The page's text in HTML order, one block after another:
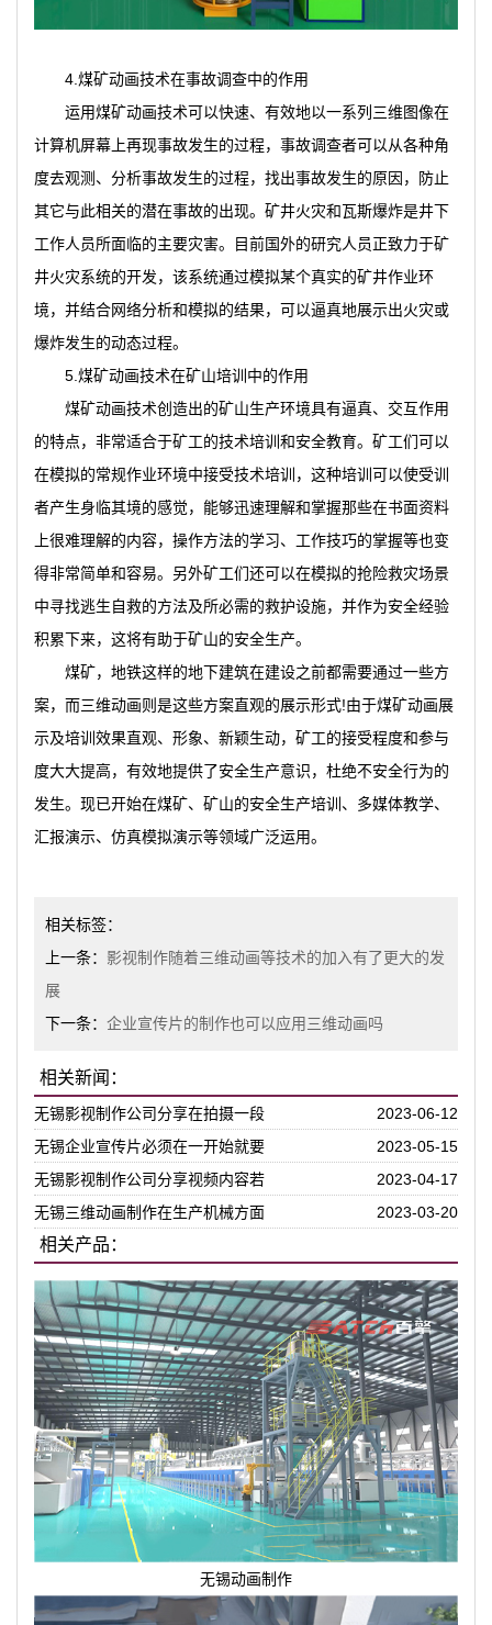
4.煤矿动画技术在事故调查中的作用
运用煤矿动画技术可以快速、有效地以一系列三维图像在
计算机屏幕上再现事故发生的过程，事故调查者可以从各种角
度去观测、分析事故发生的过程，找出事故发生的原因，防止
其它与此相关的潜在事故的出现。矿井火灾和瓦斯爆炸是井下
工作人员所面临的主要灾害。目前国外的研究人员正致力于矿
井火灾系统的开发，该系统通过模拟某个真实的矿井作业环
境，并结合网络分析和模拟的结果，可以逼真地展示出火灾或
爆炸发生的动态过程。
5.煤矿动画技术在矿山培训中的作用
煤矿动画技术创造出的矿山生产环境具有逼真、交互作用
的特点，非常适合于矿工的技术培训和安全教育。矿工们可以
在模拟的常规作业环境中接受技术培训，这种培训可以使受训
者产生身临其境的感觉，能够迅速理解和掌握那些在书面资料
上很难理解的内容，操作方法的学习、工作技巧的掌握等也变
得非常简单和容易。另外矿工们还可以在模拟的抢险救灾场景
中寻找逃生自救的方法及所必需的救护设施，并作为安全经验
积累下来，这将有助于矿山的安全生产。
煤矿，地铁这样的地下建筑在建设之前都需要通过一些方
案，而三维动画则是这些方案直观的展示形式!由于煤矿动画展
示及培训效果直观、形象、新颖生动，矿工的接受程度和参与
度大大提高，有效地提供了安全生产意识，杜绝不安全行为的
发生。现已开始在煤矿、矿山的安全生产培训、多媒体教学、
汇报演示、仿真模拟演示等领域广泛运用。
相关标签：
上一条： 影视制作随着三维动画等技术的加入有了更大的发
展
下一条： 企业宣传片的制作也可以应用三维动画吗
相关新闻：
无锡影视制作公司分享在拍摄一段
2023-06-12
无锡企业宣传片必须在一开始就要
2023-05-15
无锡影视制作公司分享视频内容若
2023-04-17
无锡三维动画制作在生产机械方面
2023-03-20
相关产品：
无锡动画制作